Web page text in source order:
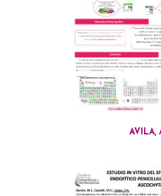
AVILA,